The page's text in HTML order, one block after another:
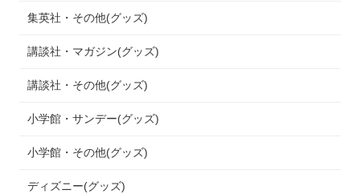
集英社・その他(グッズ)
講談社・マガジン(グッズ)
講談社・その他(グッズ)
小学館・サンデー(グッズ)
小学館・その他(グッズ)
ディズニー(グッズ)